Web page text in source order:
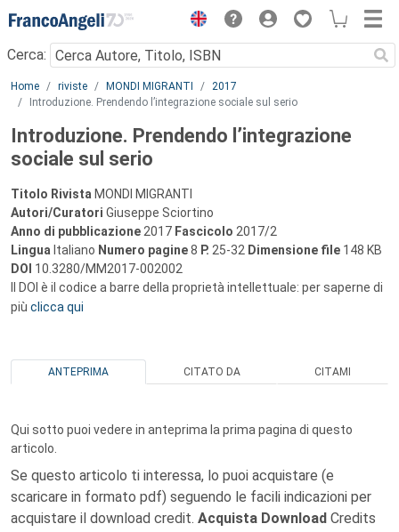
Menu
Cerca:
Main content
Home riviste MONDI MIGRANTI
2017
Introduzione. Prendendo l’integrazione sociale sul serio
Introduzione. Prendendo l’integrazione
sociale sul serio
Titolo Rivista MONDI MIGRANTI
Autori/Curatori Giuseppe Sciortino
Anno di pubblicazione 2017 Fascicolo 2017/2
Lingua Italiano Numero pagine8 P. 25-32 Dimensione file 148 KB
DOI 10.3280/MM2017-002002
Il DOI è il codice a barre della proprietà intellettuale: per saperne di
più clicca qui
ANTEPRIMA CITATO DA CITAMI
Qui sotto puoi vedere in anteprima la prima pagina di questo
articolo.
Se questo articolo ti interessa, lo puoi acquistare (e
scaricare in formato pdf) seguendo le facili indicazioni per
acquistare il download credit. Acquista Download Credits